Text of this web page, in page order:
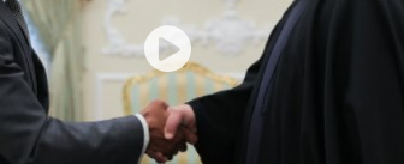
Play